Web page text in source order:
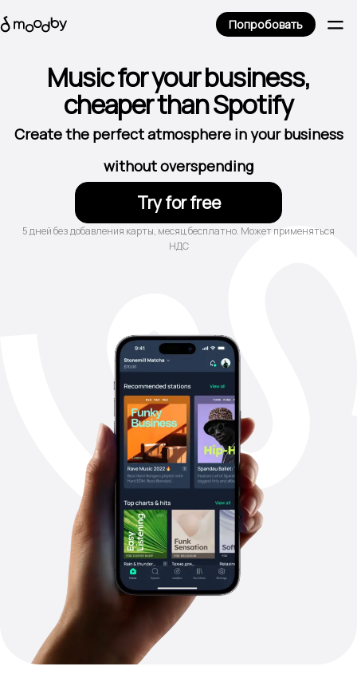
Попробовать
Music for your business,
cheaper than Spotify
Create the perfect atmosphere in your business
without overspending
Try for free
5 дней без добавления карты, месяц бесплатно. Может применяться
НДС